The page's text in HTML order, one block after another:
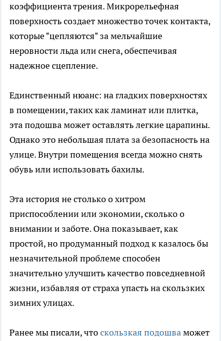
коэффициента трения. Микрорельефная
поверхность создает множество точек контакта,
которые "цепляются" за мельчайшие
неровности льда или снега, обеспечивая
надежное сцепление.
Единственный нюанс: на гладких поверхностях
в помещении, таких как ламинат или плитка,
эта подошва может оставлять легкие царапины.
Однако это небольшая плата за безопасность на
улице. Внутри помещения всегда можно снять
обувь или использовать бахилы.
Эта история не столько о хитром
приспособлении или экономии, сколько о
внимании и заботе. Она показывает, как
простой, но продуманный подход к казалось бы
незначительной проблеме способен
значительно улучшить качество повседневной
жизни, избавляя от страха упасть на скользких
зимних улицах.
Ранее мы писали, чтоскользкая подошваможет